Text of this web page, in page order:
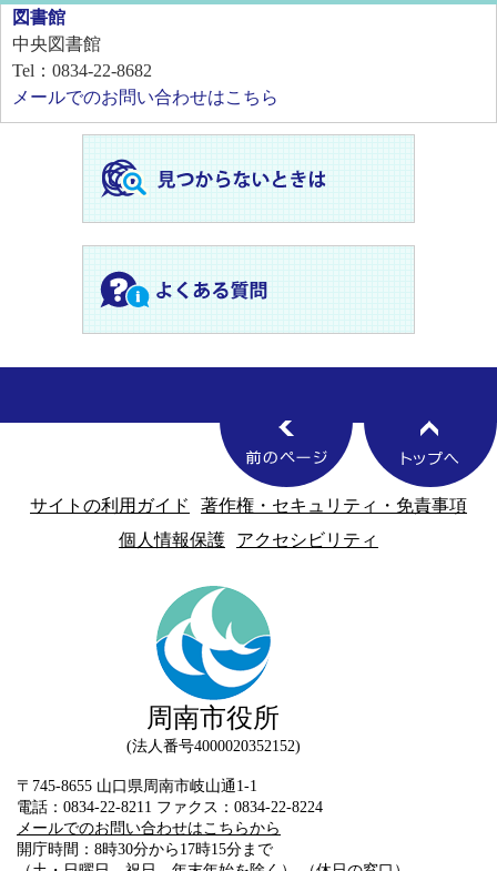
図書館
中央図書館
Tel：0834-22-8682
メールでのお問い合わせはこちら
サイトの利用ガイド
著作権・セキュリティ・免責事項
個人情報保護
アクセシビリティ
周南市役所
法人番号4000020352152
〒745-8655 山口県周南市岐山通1-1
電話：0834-22-8211 ファクス：0834-22-8224
メールでのお問い合わせはこちらから
開庁時間：8時30分から17時15分まで